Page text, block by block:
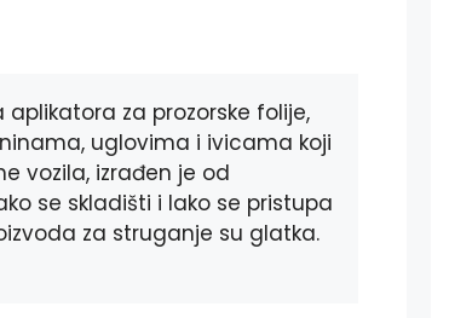
za prozorske folije,
uglovima i ivicama koji
vozila, izrađen je od
se skladišti i lako se pristupa
za struganje su glatka.